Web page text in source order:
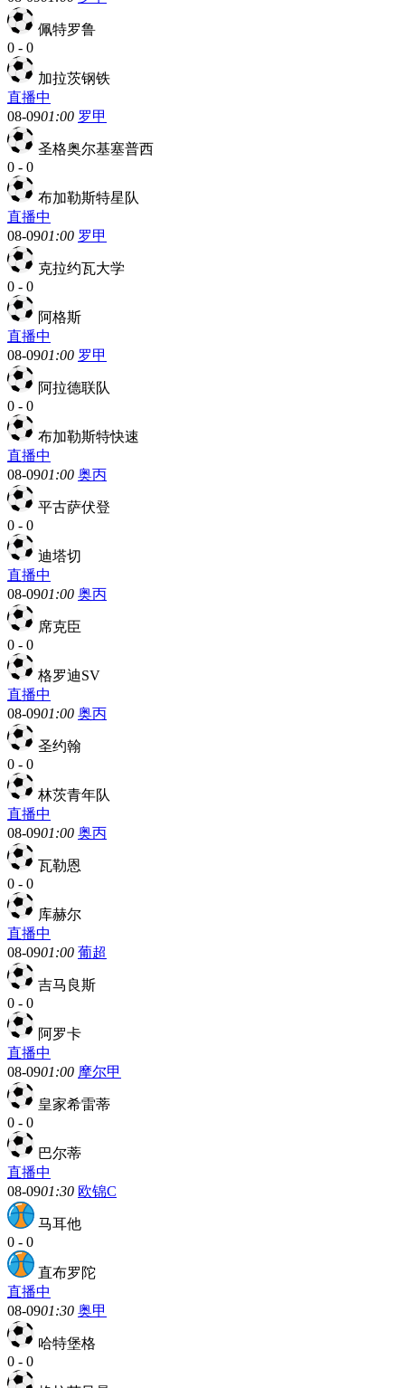
佩特罗鲁
0 - 0
加拉茨钢铁
直播中
08-0901:00 罗甲
圣格奥尔基塞普西
0 - 0
布加勒斯特星队
直播中
08-0901:00 罗甲
克拉约瓦大学
0 - 0
阿格斯
直播中
08-0901:00 罗甲
阿拉德联队
0 - 0
布加勒斯特快速
直播中
08-0901:00 奥丙
平古萨伏登
0 - 0
迪塔切
直播中
08-0901:00 奥丙
席克臣
0 - 0
格罗迪SV
直播中
08-0901:00 奥丙
圣约翰
0 - 0
林茨青年队
直播中
08-0901:00 奥丙
瓦勒恩
0 - 0
库赫尔
直播中
08-0901:00 葡超
吉马良斯
0 - 0
阿罗卡
直播中
08-0901:00 摩尔甲
皇家希雷蒂
0 - 0
巴尔蒂
直播中
08-0901:30 欧锦C
马耳他
0 - 0
直布罗陀
直播中
08-0901:30 奥甲
哈特堡格
0 - 0